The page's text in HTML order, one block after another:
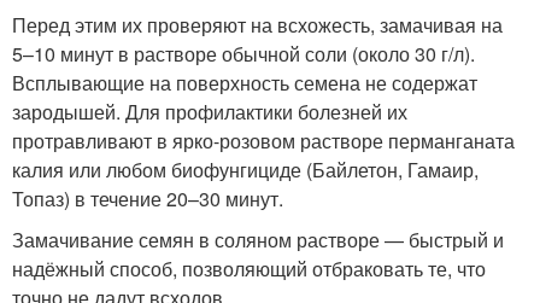
Перед этим их проверяют на всхожесть, замачивая на
5–10 минут в растворе обычной соли (около 30 г/л).
Всплывающие на поверхность семена не содержат
зародышей. Для профилактики болезней их
протравливают в ярко-розовом растворе перманганата
калия или любом биофунгициде (Байлетон, Гамаир,
Топаз) в течение 20–30 минут.
Замачивание семян в соляном растворе — быстрый и
надёжный способ, позволяющий отбраковать те, что